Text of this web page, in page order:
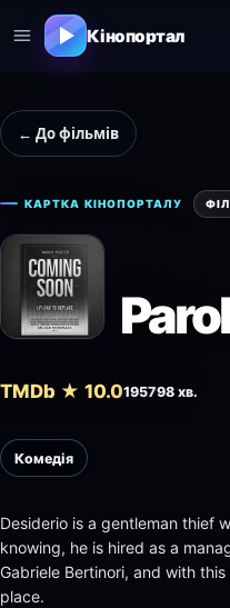
Кінопортал
← До фільмів
КАРТКА КІНОПОРТАЛУ
TMDb ★ 10.0195798 хв.
Комедія
Desiderio is a gentleman thief
knowing, he is hired as a
Gabriele Bertinori, and with
place.